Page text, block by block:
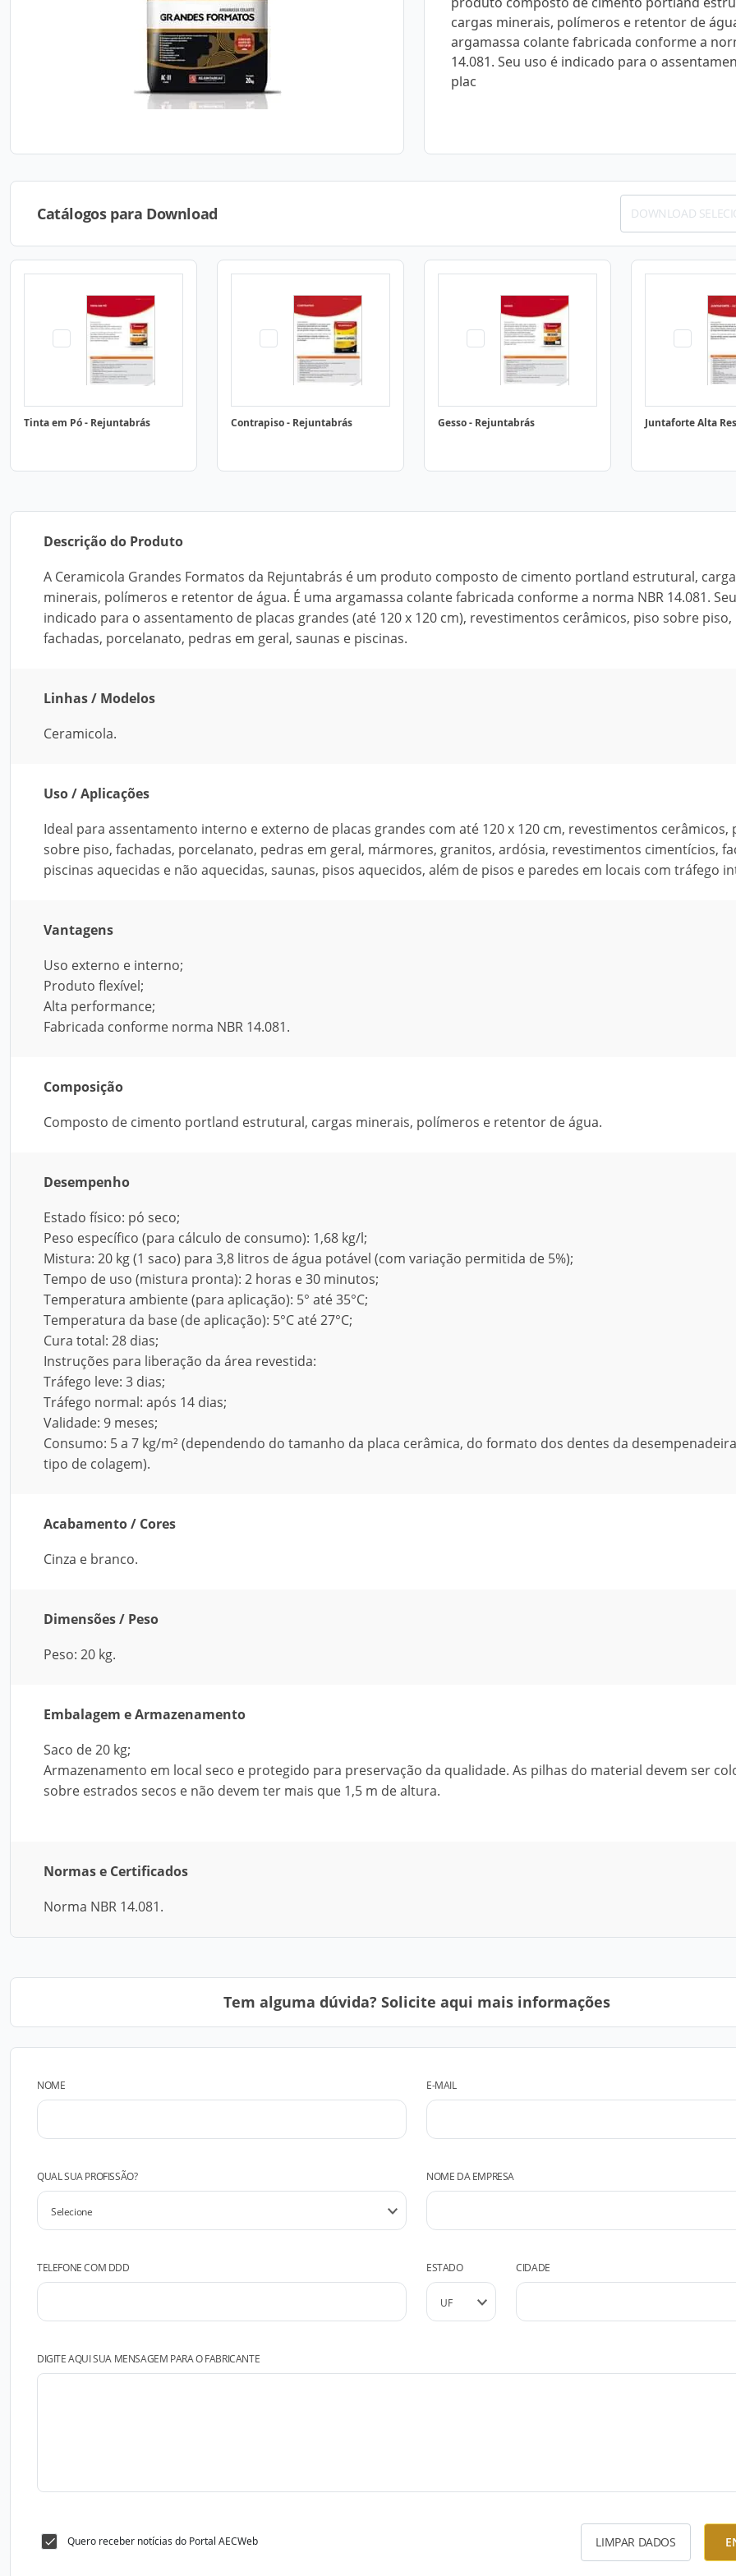
cargas minerais, polímeros e retentor de
argamassa colante fabricada conforme a
14.081. Seu uso é indicado para o
plac
Catálogos para Download DOWNLOAD
Tinta em Pó - Rejuntabrás Contrapiso - Rejuntabrás Gesso - Rejuntabrás Juntaforte Alta
Descrição do Produto
A Ceramicola Grandes Formatos da Rejuntabrás é um produto composto de cimento portland estrutural,
minerais, polímeros e retentor de água. É uma argamassa colante fabricada conforme a norma NBR 14.081.
indicado para o assentamento de placas grandes (até 120 x 120 cm), revestimentos cerâmicos, piso sobre piso,
fachadas, porcelanato, pedras em geral, saunas e piscinas.
Linhas / Modelos
Ceramicola.
Uso / Aplicações
Ideal para assentamento interno e externo de placas grandes com até 120 x 120 cm, revestimentos cerâmicos,
sobre piso, fachadas, porcelanato, pedras em geral, mármores, granitos, ardósia, revestimentos cimentícios,
piscinas aquecidas e não aquecidas, saunas, pisos aquecidos, além de pisos e paredes em locais com tráfego
Vantagens
Uso externo e interno;
Produto flexível;
Alta performance;
Fabricada conforme norma NBR 14.081.
Composição
Composto de cimento portland estrutural, cargas minerais, polímeros e retentor de água.
Desempenho
Estado físico: pó seco;
Peso específico (para cálculo de consumo): 1,68 kg/l;
Mistura: 20 kg (1 saco) para 3,8 litros de água potável (com variação permitida de 5%);
Tempo de uso (mistura pronta): 2 horas e 30 minutos;
Temperatura ambiente (para aplicação): 5° até 35°C;
Temperatura da base (de aplicação): 5°C até 27°C;
Cura total: 28 dias;
Instruções para liberação da área revestida:
Tráfego leve: 3 dias;
Tráfego normal: após 14 dias;
Validade: 9 meses;
Consumo: 5 a 7 kg/m² (dependendo do tamanho da placa cerâmica, do formato dos dentes da
tipo de colagem).
Acabamento / Cores
Cinza e branco.
Dimensões / Peso
Peso: 20 kg.
Embalagem e Armazenamento
Saco de 20 kg;
Armazenamento em local seco e protegido para preservação da qualidade. As pilhas do material devem ser
sobre estrados secos e não devem ter mais que 1,5 m de altura.
Normas e Certificados
Norma NBR 14.081.
Tem alguma dúvida? Solicite aqui mais informações
NOME E-MAIL
QUAL SUA PROFISSÃO? NOME DA EMPRESA
TELEFONE COM DDD ESTADO CIDADE
DIGITE AQUI SUA MENSAGEM PARA O FABRICANTE
Quero receber notícias do Portal AECWeb LIMPAR DADOS